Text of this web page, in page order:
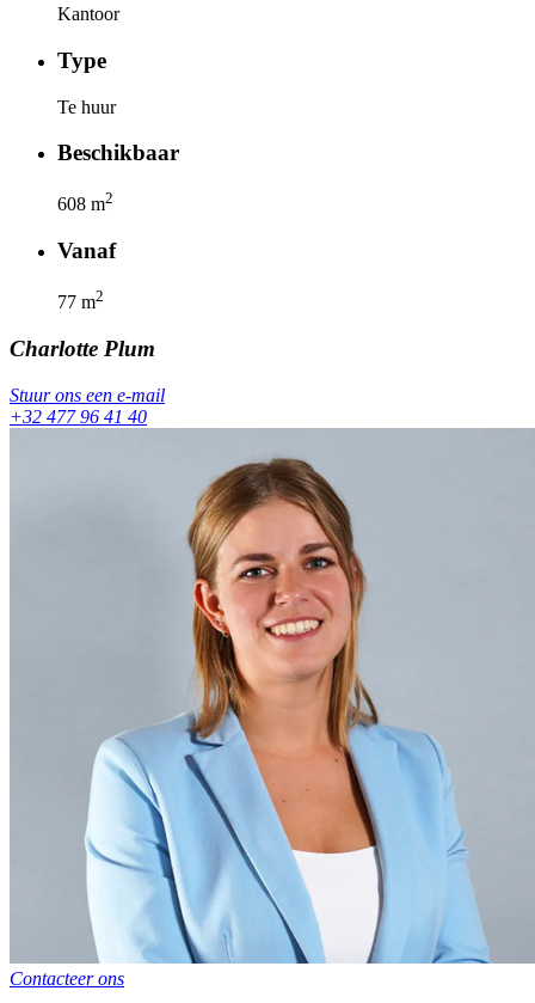
Kantoor
Type
Te huur
Beschikbaar
608 m2
Vanaf
77 m2
Charlotte Plum
Stuur ons een e-mail
+32 477 96 41 40
Contacteer ons